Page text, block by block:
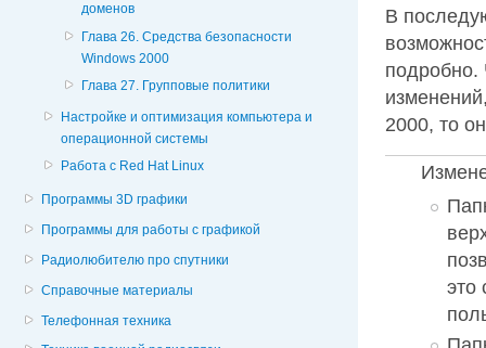
доменов
Глава 26. Средства безопасности
Windows 2000
Глава 27. Групповые политики
Настройке и оптимизация компьютера и
операционной системы
Работа с Red Hat Linux
Программы 3D графики
Программы для работы с графикой
Радиолюбителю про спутники
Справочные материалы
Телефонная техника
В
подробно.
2000, то
это